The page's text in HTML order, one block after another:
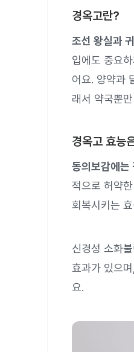
경옥고란?
조선 왕실과
입에도 중요
어요. 양약과
래서 약국뿐
경옥고 효능
동의보감에는
적으로 허약
회복시키는
신경성 소화
효과가 있으
요.